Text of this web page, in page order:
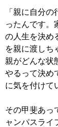
「親に自分
ったんです。
の人生を決め
を親に渡しち
親がどんな状
やるって決め
に気を付けて
その甲斐あっ
ャンパスライ